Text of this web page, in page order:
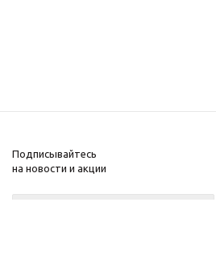
Подписывайтесь
на новости и акции